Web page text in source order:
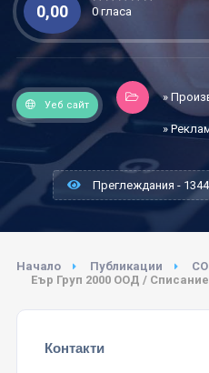
0,00 0 гласа
Уеб сайт
»
»
Преглеждания - 1344
Начало Публикации
Еър Груп 2000 ООД /
Контакти